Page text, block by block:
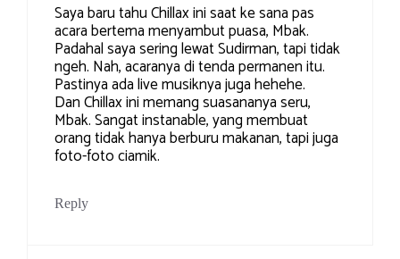
Saya baru tahu Chillax ini saat ke sana pas
acara bertema menyambut puasa, Mbak.
Padahal saya sering lewat Sudirman, tapi tidak
ngeh. Nah, acaranya di tenda permanen itu.
Pastinya ada live musiknya juga hehehe.
Dan Chillax ini memang suasananya seru,
Mbak. Sangat instanable, yang membuat
orang tidak hanya berburu makanan, tapi juga
foto-foto ciamik.
Reply